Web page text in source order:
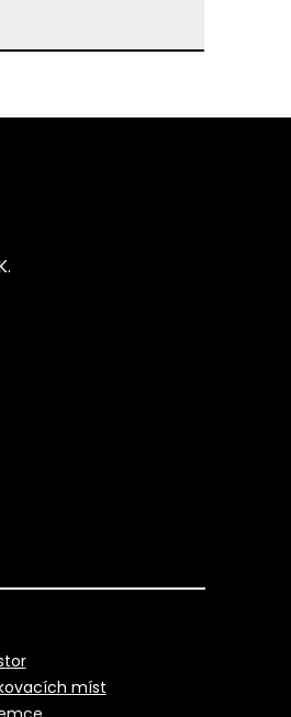
míst